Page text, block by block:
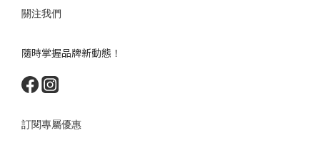
關注我們
隨時掌握品牌新動態！
訂閱專屬優惠